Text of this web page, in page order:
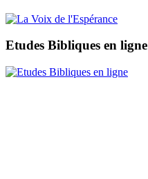
Etudes Bibliques en ligne